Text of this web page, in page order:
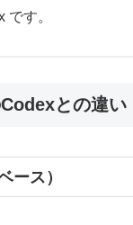
です。
との違い
ース）